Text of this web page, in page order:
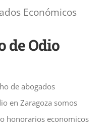
Económicos
de Odio
de abogados
en Zaragoza somos
honorarios economicos